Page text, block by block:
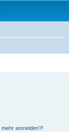
anmelden?!